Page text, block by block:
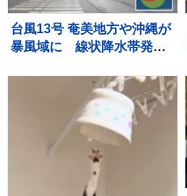
台風13号 奄美地方や沖縄が
暴風域に 線状降水帯発生
迎えるも国際通りでは臨時
休業が相次ぐ 8日にかけて
暴風・高波・土砂災害に厳